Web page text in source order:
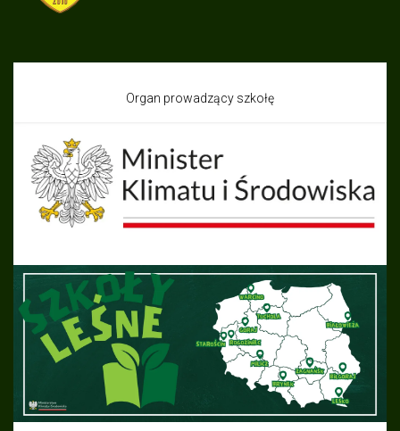
Organ prowadzący szkołę